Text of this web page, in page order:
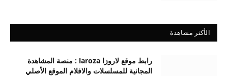
الأكثر مشاهدة
رابط موقع لاروزا laroza : منصة المشاهدة
المجانية للمسلسلات والافلام الموقع الأصلي